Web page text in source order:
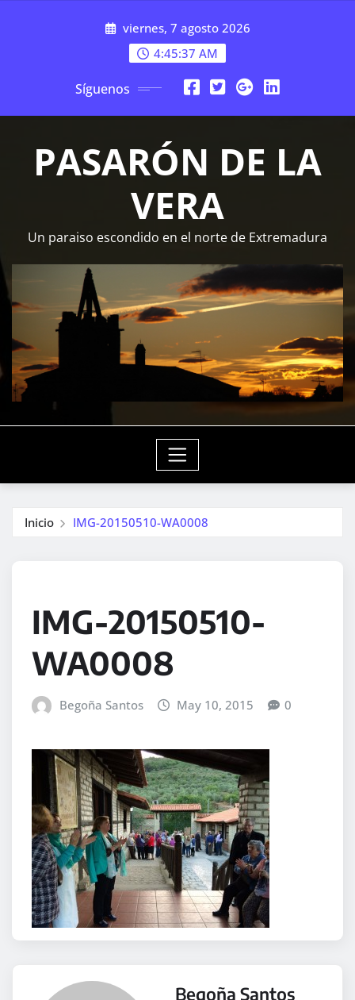
viernes, 7 agosto 2026
4:45:38 AM
Síguenos
PASARÓN DE LA
VERA
Un paraiso escondido en el norte de Extremadura
Inicio IMG-20150510-WA0008
IMG-20150510-
WA0008
Begoña Santos May 10, 2015 0
Begoña Santos